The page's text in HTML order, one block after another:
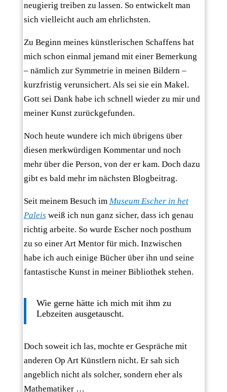
neugierig treiben zu lassen. So entwickelt man
sich vielleicht auch am ehrlichsten.
Zu Beginn meines künstlerischen Schaffens hat
mich schon einmal jemand mit einer Bemerkung
– nämlich zur Symmetrie in meinen Bildern –
kurzfristig verunsichert. Als sei sie ein Makel.
Gott sei Dank habe ich schnell wieder zu mir und
meiner Kunst zurückgefunden.
Noch heute wundere ich mich übrigens über
diesen merkwürdigen Kommentar und noch
mehr über die Person, von der er kam. Doch dazu
gibt es bald mehr im nächsten Blogbeitrag.
Seit meinem Besuch im Museum Escher in het
Paleis weiß ich nun ganz sicher, dass ich genau
richtig arbeite. So wurde Escher noch posthum
zu so einer Art Mentor für mich. Inzwischen
habe ich auch einige Bücher über ihn und seine
fantastische Kunst in meiner Bibliothek stehen.
Wie gerne hätte ich mich mit ihm zu
Lebzeiten ausgetauscht.
Doch soweit ich las, mochte er Gespräche mit
anderen Op Art Künstlern nicht. Er sah sich
angeblich nicht als solcher, sondern eher als
Mathematiker …